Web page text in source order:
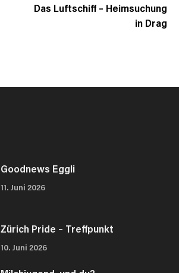
Das Luftschiff – Heimsuchung
in Drag
Goodnews Eggli
11. Juni 2026
Zürich Pride – Treffpunkt
10. Juni 2026